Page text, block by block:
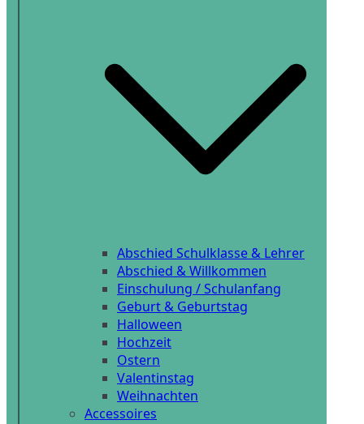
Abschied Schulklasse & Lehrer
Abschied & Willkommen
Einschulung / Schulanfang
Geburt & Geburtstag
Halloween
Hochzeit
Ostern
Valentinstag
Weihnachten
Accessoires